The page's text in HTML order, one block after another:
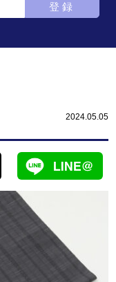
登録
2024.05.05